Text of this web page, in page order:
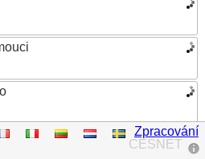
Ostrava
CESNET
Zpracování